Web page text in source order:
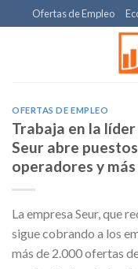
to
Ofertas de Empleo
OFERTAS DE EMPLEO
Trabaja en la
Seur abre
operadores y más
La empresa Seur, que
sigue cobrando a los
más de 2.000 ofertas